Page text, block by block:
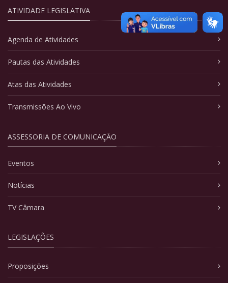
ATIVIDADE LEGISLATIVA
Agenda de Atividades
Pautas das Atividades
Atas das Atividades
Transmissões Ao Vivo
ASSESSORIA DE COMUNICAÇÃO
Eventos
Notícias
TV Câmara
LEGISLAÇÕES
Proposições